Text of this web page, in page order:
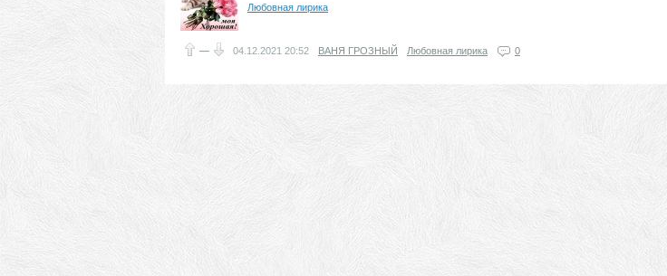
Любовная лирика
— 04.12.2021 20:52 ВАНЯ ГРОЗНЫЙ Любовная лирика 0